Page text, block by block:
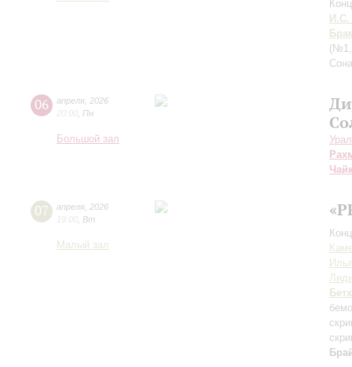
И.С.
(№1,
06 апреля 2026
20:00 Пн
Большой зал
07 апреля 2026
19:00 Вт
Малый зал